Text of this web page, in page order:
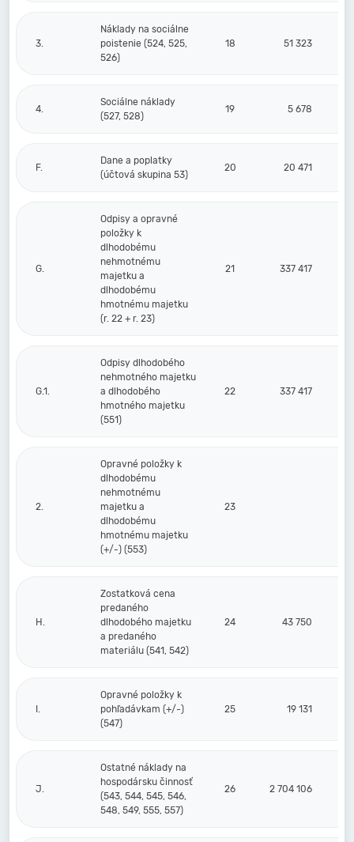
3.
Náklady na sociálne
poistenie (524, 525,
526)
18 51 323
4.
Sociálne náklady
(527, 528)
19 5 678
F.
Dane a poplatky
(účtová skupina 53)
20 20 471
G.
Odpisy a opravné
položky k
dlhodobému
nehmotnému
majetku a
dlhodobému
hmotnému majetku
(r. 22 + r. 23)
21 337 417
G.1.
Odpisy dlhodobého
nehmotného majetku
a dlhodobého
hmotného majetku
(551)
22 337 417
2.
Opravné položky k
dlhodobému
nehmotnému
majetku a
dlhodobému
hmotnému majetku
(+/-) (553)
23
H.
Zostatková cena
predaného
dlhodobého majetku
a predaného
materiálu (541, 542)
24 43 750
I.
Opravné položky k
pohľadávkam (+/-)
(547)
25 19 131
J.
Ostatné náklady na
hospodársku činnosť
(543, 544, 545, 546,
548, 549, 555, 557)
26 2 704 106